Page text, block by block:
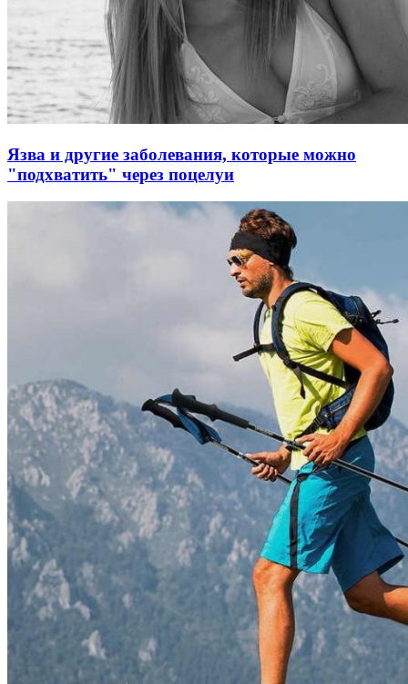
Язва и другие заболевания, которые можно
"подхватить" через поцелуи